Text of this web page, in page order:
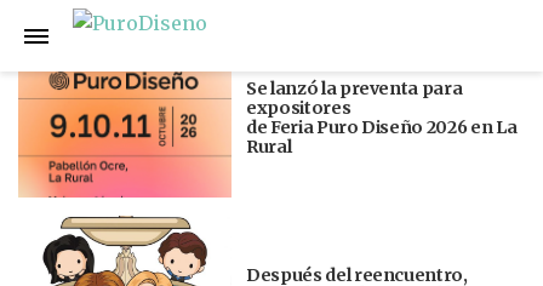
Anterior
Se lanzó la preventa para
expositores
de Feria Puro Diseño 2026 en La
Rural
Después del reencuentro,
Siguiente